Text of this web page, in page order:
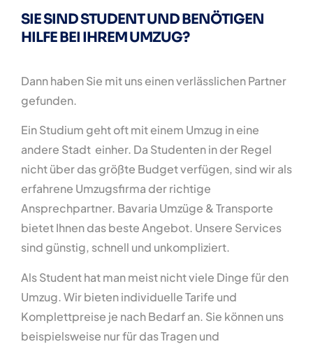
SIE SIND STUDENT UND BENÖTIGEN
HILFE BEI IHREM UMZUG?
Dann haben Sie mit uns einen verlässlichen Partner
gefunden.
Ein Studium geht oft mit einem Umzug in eine
andere Stadt einher. Da Studenten in der Regel
nicht über das größte Budget verfügen, sind wir als
erfahrene Umzugsfirma der richtige
Ansprechpartner. Bavaria Umzüge & Transporte
bietet Ihnen das beste Angebot. Unsere Services
sind günstig, schnell und unkompliziert.
Als Student hat man meist nicht viele Dinge für den
Umzug. Wir bieten individuelle Tarife und
Komplettpreise je nach Bedarf an. Sie können uns
beispielsweise nur für das Tragen und